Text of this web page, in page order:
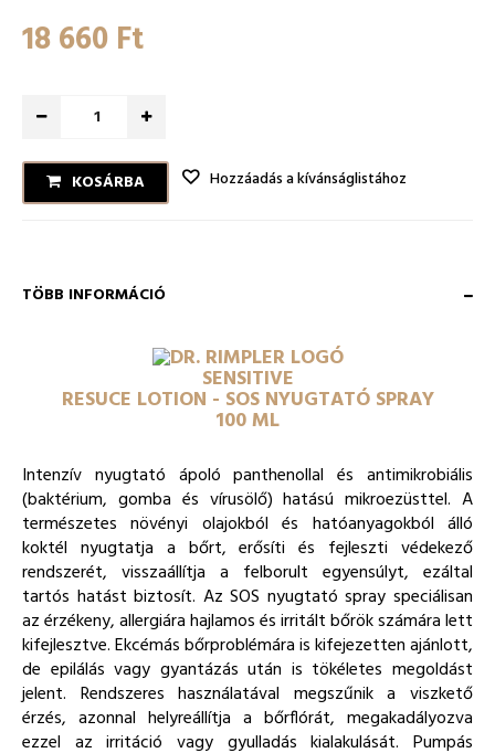
18 660 Ft‎
KOSÁRBA Hozzáadás a kívánságlistához
TÖBB INFORMÁCIÓ
SENSITIVE
RESUCE LOTION - SOS NYUGTATÓ SPRAY
100 ML
Intenzív nyugtató ápoló panthenollal és antimikrobiális
(baktérium, gomba és vírusölő) hatású mikroezüsttel. A
természetes növényi olajokból és hatóanyagokból álló
koktél nyugtatja a bőrt, erősíti és fejleszti védekező
rendszerét, visszaállítja a felborult egyensúlyt, ezáltal
tartós hatást biztosít. Az SOS nyugtató spray speciálisan
az érzékeny, allergiára hajlamos és irritált bőrök számára lett
kifejlesztve. Ekcémás bőrproblémára is kifejezetten ajánlott,
de epilálás vagy gyantázás után is tökéletes megoldást
jelent. Rendszeres használatával megszűnik a viszkető
érzés, azonnal helyreállítja a bőrflórát, megakadályozva
ezzel az irritáció vagy gyulladás kialakulását. Pumpás